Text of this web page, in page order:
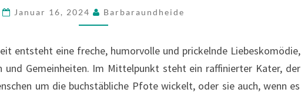
LIEBE
HINFÄLLT
Januar 16, 2024 Barbaraundheide
entsteht eine freche, humorvolle und prickelnde Liebeskomödie,
und Gemeinheiten. Im Mittelpunkt steht ein raffinierter Kater, der
um die buchstäbliche Pfote wickelt, oder sie auch, wenn es